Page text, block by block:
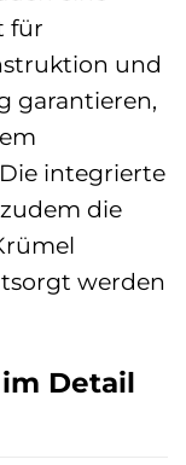
für
und
garantieren,
integrierte
die
werden
Detail